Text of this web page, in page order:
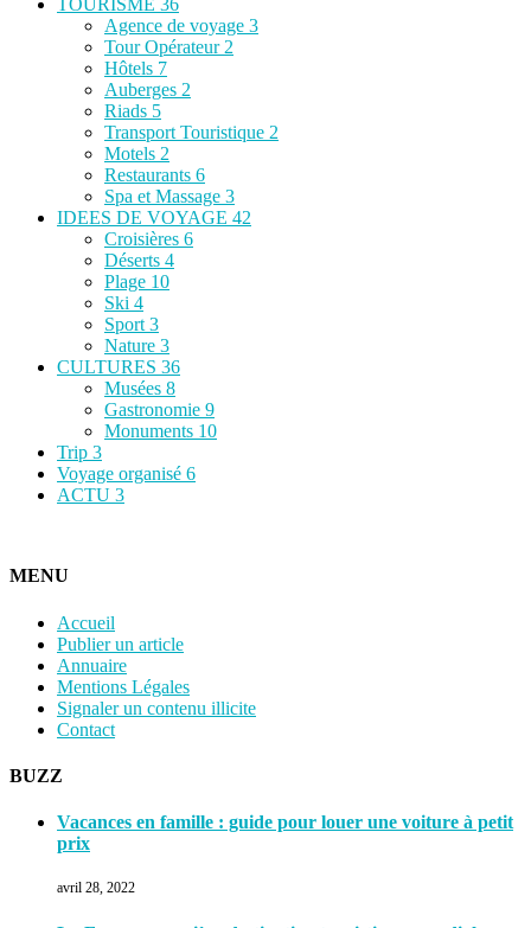
TOURISME 36
Agence de voyage 3
Tour Opérateur 2
Hôtels 7
Auberges 2
Riads 5
Transport Touristique 2
Motels 2
Restaurants 6
Spa et Massage 3
IDEES DE VOYAGE 42
Croisières 6
Déserts 4
Plage 10
Ski 4
Sport 3
Nature 3
CULTURES 36
Musées 8
Gastronomie 9
Monuments 10
Trip 3
Voyage organisé 6
ACTU 3
MENU
Accueil
Publier un article
Annuaire
Mentions Légales
Signaler un contenu illicite
Contact
BUZZ
Vacances en famille : guide pour louer une voiture à petit
prix
avril 28, 2022